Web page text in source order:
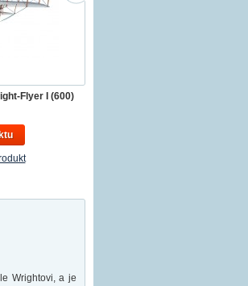
Flyer I (600)
Wrightovi, a je